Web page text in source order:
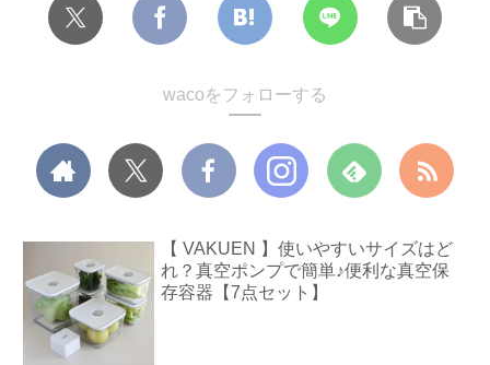
wacoをフォローする
【 VAKUEN 】使いやすいサイズはど
れ？真空ポンプで簡単♪便利な真空保
存容器【7点セット】